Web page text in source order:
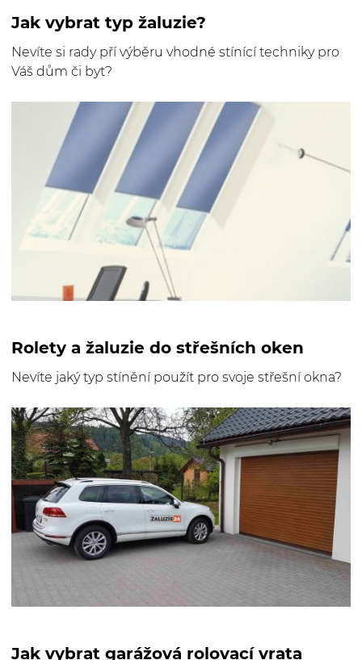
Jak vybrat typ žaluzie?
Nevíte si rady pří výběru vhodné stínící techniky pro
Váš dům či byt?
Rolety a žaluzie do střešních oken
Nevíte jaký typ stínění použít pro svoje střešní okna?
Jak vybrat garážová rolovací vrata